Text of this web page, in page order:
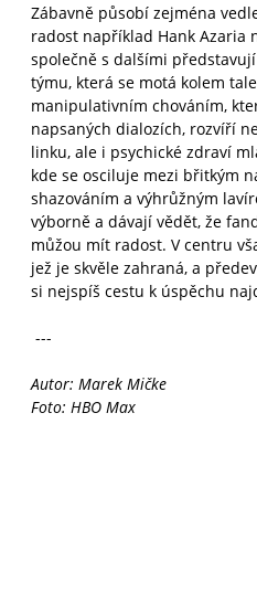
Zábavně působí zejména
radost například Hank Azaria
společně s dalšími
týmu, která se motá kolem
manipulativním chováním,
napsaných dialozích, rozvíří
linku, ale i psychické zdraví
kde se osciluje mezi břitkým
shazováním a výhrůžným
výborně a dávají vědět, že
můžou mít radost. V centru
jež je skvěle zahraná, a
si nejspíš cestu k úspěchu
---
Autor: Marek Mičke
Foto: HBO Max